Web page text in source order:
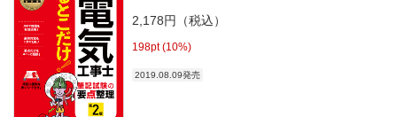
2,178円（税込）
198pt (10%)
2019.08.09発売